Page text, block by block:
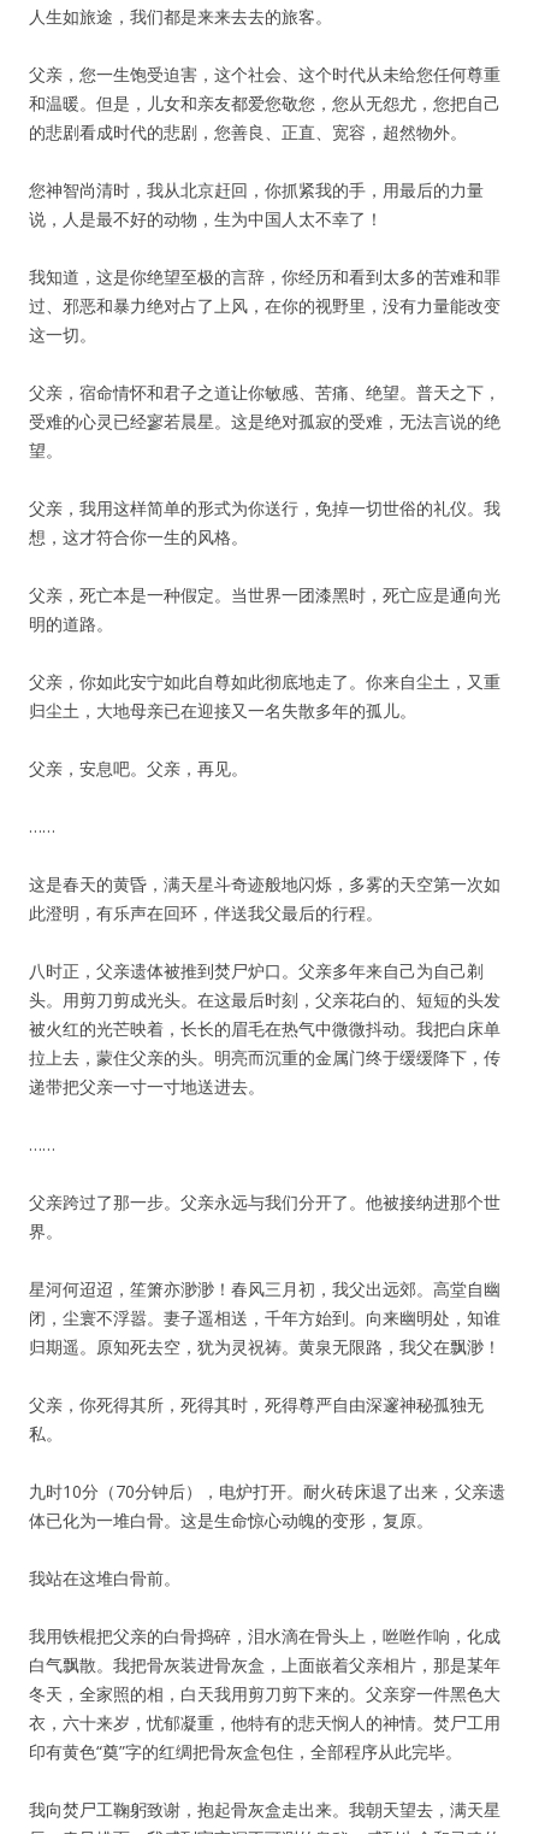
人生如旅途，我们都是来来去去的旅客。
父亲，您一生饱受迫害，这个社会、这个时代从未给您任何尊重
和温暖。但是，儿女和亲友都爱您敬您，您从无怨尤，您把自己
的悲剧看成时代的悲剧，您善良、正直、宽容，超然物外。
您神智尚清时，我从北京赶回，你抓紧我的手，用最后的力量
说，人是最不好的动物，生为中国人太不幸了！
我知道，这是你绝望至极的言辞，你经历和看到太多的苦难和罪
过、邪恶和暴力绝对占了上风，在你的视野里，没有力量能改变
这一切。
父亲，宿命情怀和君子之道让你敏感、苦痛、绝望。普天之下，
受难的心灵已经寥若晨星。这是绝对孤寂的受难，无法言说的绝
望。
父亲，我用这样简单的形式为你送行，免掉一切世俗的礼仪。我
想，这才符合你一生的风格。
父亲，死亡本是一种假定。当世界一团漆黑时，死亡应是通向光
明的道路。
父亲，你如此安宁如此自尊如此彻底地走了。你来自尘土，又重
归尘土，大地母亲已在迎接又一名失散多年的孤儿。
父亲，安息吧。父亲，再见。
……
这是春天的黄昏，满天星斗奇迹般地闪烁，多雾的天空第一次如
此澄明，有乐声在回环，伴送我父最后的行程。
八时正，父亲遗体被推到焚尸炉口。父亲多年来自己为自己剃
头。用剪刀剪成光头。在这最后时刻，父亲花白的、短短的头发
被火红的光芒映着，长长的眉毛在热气中微微抖动。我把白床单
拉上去，蒙住父亲的头。明亮而沉重的金属门终于缓缓降下，传
递带把父亲一寸一寸地送进去。
……
父亲跨过了那一步。父亲永远与我们分开了。他被接纳进那个世
界。
星河何迢迢，笙箫亦渺渺！春风三月初，我父出远郊。高堂自幽
闭，尘寰不浮嚣。妻子遥相送，千年方始到。向来幽明处，知谁
归期遥。原知死去空，犹为灵祝祷。黄泉无限路，我父在飘渺！
父亲，你死得其所，死得其时，死得尊严自由深邃神秘孤独无
私。
九时10分（70分钟后），电炉打开。耐火砖床退了出来，父亲遗
体已化为一堆白骨。这是生命惊心动魄的变形，复原。
我站在这堆白骨前。
我用铁棍把父亲的白骨捣碎，泪水滴在骨头上，咝咝作响，化成
白气飘散。我把骨灰装进骨灰盒，上面嵌着父亲相片，那是某年
冬天，全家照的相，白天我用剪刀剪下来的。父亲穿一件黑色大
衣，六十来岁，忧郁凝重，他特有的悲天悯人的神情。焚尸工用
印有黄色“奠”字的红绸把骨灰盒包住，全部程序从此完毕。
我向焚尸工鞠躬致谢，抱起骨灰盒走出来。我朝天望去，满天星